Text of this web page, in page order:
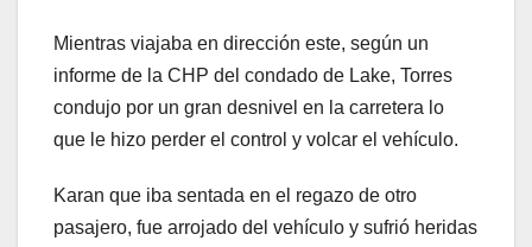
Mientras viajaba en dirección este, según un
informe de la CHP del condado de Lake, Torres
condujo por un gran desnivel en la carretera lo
que le hizo perder el control y volcar el vehículo.
Karan que iba sentada en el regazo de otro
pasajero, fue arrojado del vehículo y sufrió heridas